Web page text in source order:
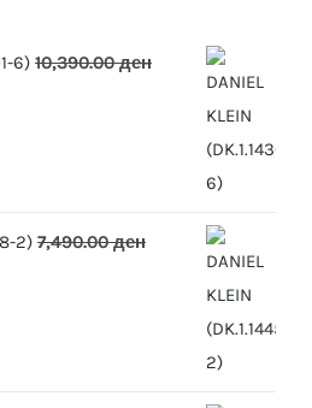
6) 10,390.00ден
2) 7,490.00ден